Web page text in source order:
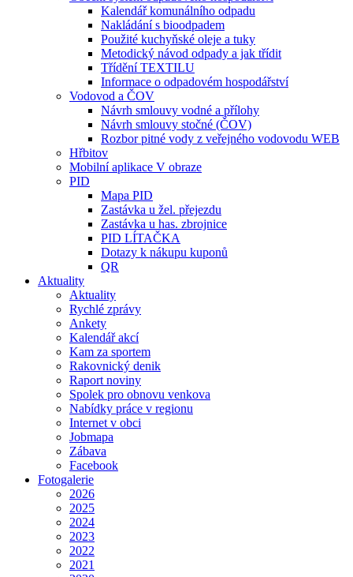
Kalendář komunálního odpadu
Nakládání s bioodpadem
Použité kuchyňské oleje a tuky
Metodický návod odpady a jak třídit
Třídění TEXTILU
Informace o odpadovém hospodářství
Vodovod a ČOV
Návrh smlouvy vodné a přílohy
Návrh smlouvy stočné (ČOV)
Rozbor pitné vody z veřejného vodovodu WEB
Hřbitov
Mobilní aplikace V obraze
PID
Mapa PID
Zastávka u žel. přejezdu
Zastávka u has. zbrojnice
PID LÍTAČKA
Dotazy k nákupu kuponů
QR
Aktuality
Aktuality
Rychlé zprávy
Ankety
Kalendář akcí
Kam za sportem
Rakovnický denik
Raport noviny
Spolek pro obnovu venkova
Nabídky práce v regionu
Internet v obci
Jobmapa
Zábava
Facebook
Fotogalerie
2026
2025
2024
2023
2022
2021